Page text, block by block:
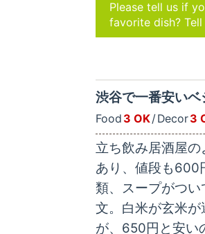
Please tell us if
favorite dish?
渋谷で一番安いベ
Food 3 OK Decor3
立ち飲み居酒屋
あり、値段も600
類、スープがつ
文。白米が玄米
が、650円と安い